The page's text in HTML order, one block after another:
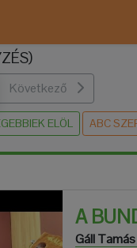
Következő
ELÖL ABC
A
Gáll Tamás